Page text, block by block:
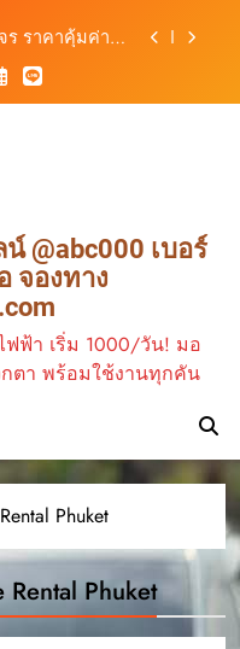
ร ราคาคุ้มค่า
เดินทาง
บาท/วัน
มง
หน้า:
ร ราคาคุ้มค่า
เดินทาง
บาท/วัน
@abc000 เบอร์
จองทาง
ฟฟ้า เริ่ม 1000/วัน! มอ
ตา พร้อมใช้งานทุกคัน
Phuket
Phuket